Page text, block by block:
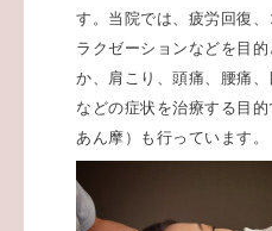
す。当院では、疲労回復
ラクゼーションなどを目
か、肩こり、頭痛、腰痛
などの症状を治療する目
あん摩）も行っています。